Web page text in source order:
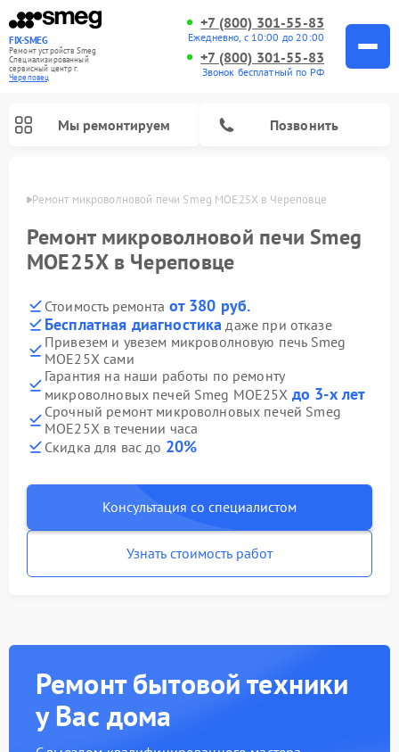
FIX-SMEG
Ремонт устройств Smeg
Специализированный
cервисный центр г.
Череповец
+7 (800) 301-55-83
Ежедневно, с 10:00 до 20:00
+7 (800) 301-55-83
Звонок бесплатный по РФ
Мы ремонтируем Позвонить
Ремонт микроволновой печи Smeg MOE25X в Череповце
Ремонт микроволновой печи Smeg
MOE25X в Череповце
Стоимость ремонта от 380 руб.
Бесплатная диагностика даже при отказе
Привезем и увезем микроволновую печь Smeg
MOE25X сами
Гарантия на наши работы по ремонту
микроволновых печей Smeg MOE25X до 3-х лет
Срочный ремонт микроволновых печей Smeg
MOE25X в течении часа
Скидка для вас до 20%
Консультация со специалистом
Узнать стоимость работ
Ремонт бытовой техники
у Вас дома